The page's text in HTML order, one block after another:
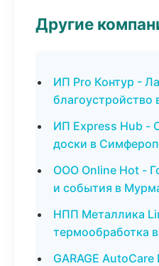
Другие
ИП Pro Контур -
благоустройство
ИП Express Hub -
доски в
ООО Online Hot -
и события в
НПП Металлика
термообработка
GARAGE